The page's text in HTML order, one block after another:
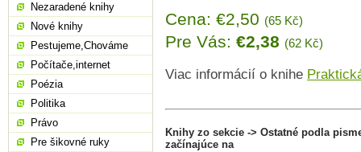
Cena: €2,50 (65 Kč)
Pre Vás: €2,38 (62 Kč)
Viac informácií o knihe
Knihy zo sekcie -> Ostatné podla
začínajúce na
Nezaradené knihy
Nové knihy
Pestujeme,Chováme
Počítače,internet
Poézia
Politika
Právo
Pre šikovné ruky